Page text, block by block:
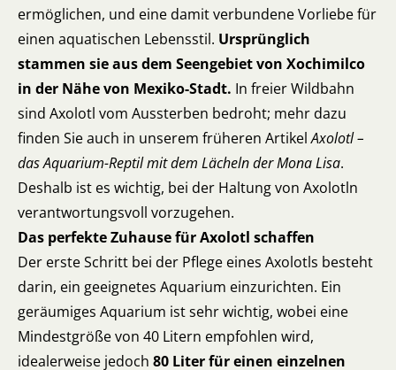
ermöglichen, und eine damit verbundene Vorliebe für
einen aquatischen Lebensstil. Ursprünglich
stammen sie aus dem Seengebiet von Xochimilco
in der Nähe von Mexiko-Stadt. In freier Wildbahn
sind Axolotl vom Aussterben bedroht; mehr dazu
finden Sie auch in unserem früheren ArtikelAxolotl –
das Aquarium-Reptil mit dem Lächeln der Mona Lisa.
Deshalb ist es wichtig, bei der Haltung von Axolotln
verantwortungsvoll vorzugehen.
Das perfekte Zuhause für Axolotl schaffen
Der erste Schritt bei der Pflege eines Axolotls besteht
darin, ein geeignetes Aquarium einzurichten. Ein
geräumiges Aquarium ist sehr wichtig, wobei eine
Mindestgröße von 40 Litern empfohlen wird,
idealerweise jedoch 80 Liter für einen einzelnen